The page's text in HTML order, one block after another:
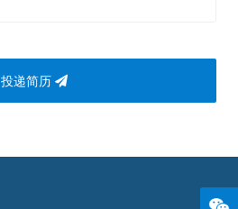
投递简历